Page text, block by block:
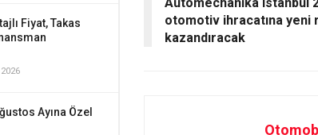
Fiyat, Takas
Ayına Özel
otomotiv ihracatına yeni
kazandıracak